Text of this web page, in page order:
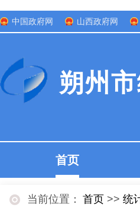
中国政府网 山西政府网
朔州
首页
当前位置： 首页 >> 统